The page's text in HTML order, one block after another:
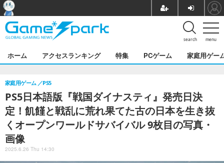
menu
search
ホーム アクセスランキング 特集 PCゲーム 家庭用ゲー
PS5日本語版『戦国ダイナスティ』発売日決
定！飢饉と戦乱に荒れ果てた古の日本を生き抜
くオープンワールドサバイバル 9枚目の写真・
画像
家庭用ゲーム PS5
2025.6.26 Thu 14:30